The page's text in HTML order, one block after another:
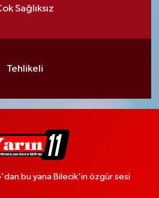
Sağlıksız
Tehlikeli
bu yana Bilecik'in özgür sesi